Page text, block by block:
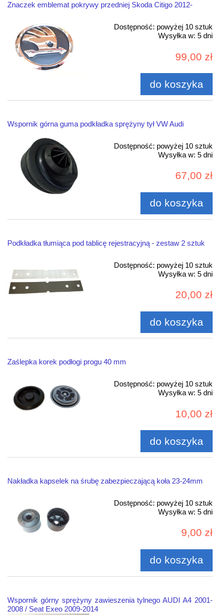
Znaczek emblemat pokrywy przedniej Skoda Citigo 2012-
Dostępność: powyżej 10 sztuk
Wysyłka w: 5 dni
99,00 zł
do koszyka
Wspornik górna guma podkładka sprężyny tył VW Audi
Dostępność: powyżej 10 sztuk
Wysyłka w: 5 dni
67,00 zł
do koszyka
Podkładka tłumiąca pod tablicę rejestracyjną - zestaw 2 sztuk
Dostępność: powyżej 10 sztuk
Wysyłka w: 5 dni
20,00 zł
do koszyka
Zaślepka korek podłogi progu 40 mm
Dostępność: powyżej 10 sztuk
Wysyłka w: 5 dni
10,00 zł
do koszyka
Nakładka kapselek na śrubę zabezpieczającą koła 23-24mm
Dostępność: powyżej 10 sztuk
Wysyłka w: 5 dni
9,00 zł
do koszyka
Wspornik górny sprężyny zawieszenia tylnego AUDI A4 2001-
2008 / Seat Exeo 2009-2014